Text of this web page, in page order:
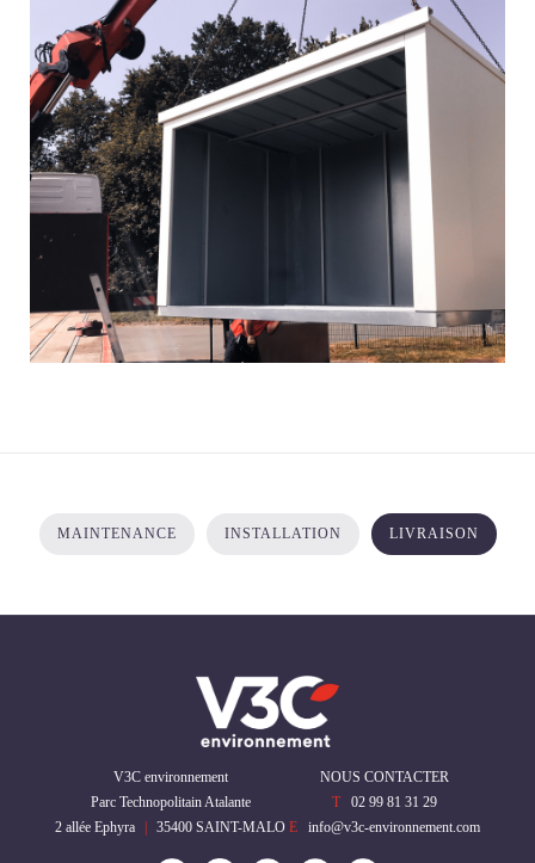
MAINTENANCE INSTALLATION LIVRAISON
V3C environnement
Parc Technopolitain Atalante
2 allée Ephyra
35400 SAINT-MALO
NOUS CONTACTER
T
02 99 81 31 29
E
info@v3c-environnement.com